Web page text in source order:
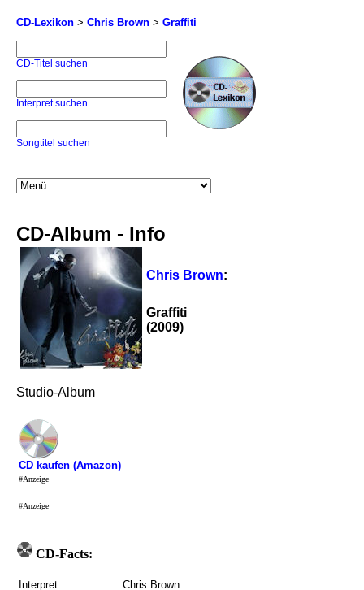
CD-Lexikon > Chris Brown > Graffiti
CD-Titel suchen
Interpret suchen
Songtitel suchen
CD-Album - Info
Chris Brown:
Graffiti
(2009)
Studio-Album
CD kaufen (Amazon)
#Anzeige
#Anzeige
CD-Facts:
Interpret:
Chris Brown